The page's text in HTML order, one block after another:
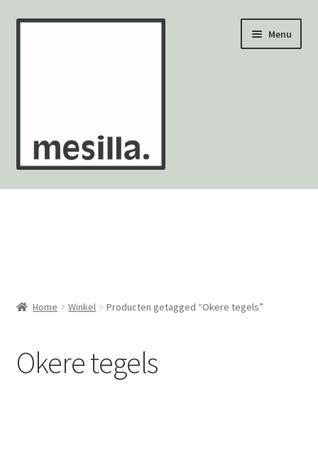
Ga
Ga
Menu
Wandtegels
Mozaïekvellen
Contact
Home Winkel Producten getagged “Okere tegels”
Okere tegels